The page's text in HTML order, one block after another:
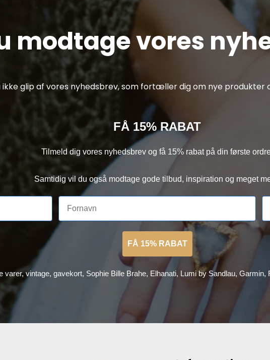
modtage vores
ikke glip af vores nyhedsbrev, som fortæller dig om nye produkter
FÅ 15% RABAT
Tilmeld dig vores nyhedsbrev og få 15% rabat på din første
Samtidig vil du også modtage gode tilbud, inspiration og meget
FÅ 15% RABAT
vintage, gavekort, Sophie Bille Brahe, Elhanati, Lumi by Sandlau, Garmin,